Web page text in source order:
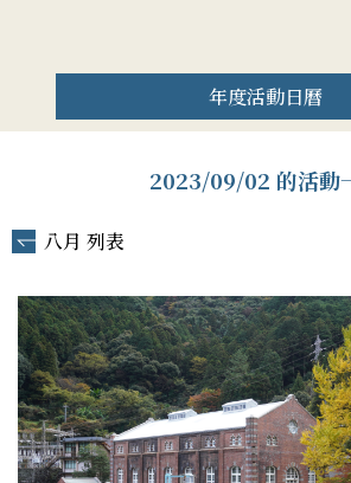
年度活動日曆
2023/09/02 的活動
八月 列表